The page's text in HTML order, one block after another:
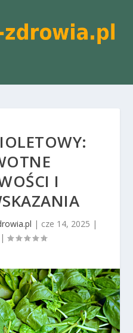
I
| cze 14, 2025 |